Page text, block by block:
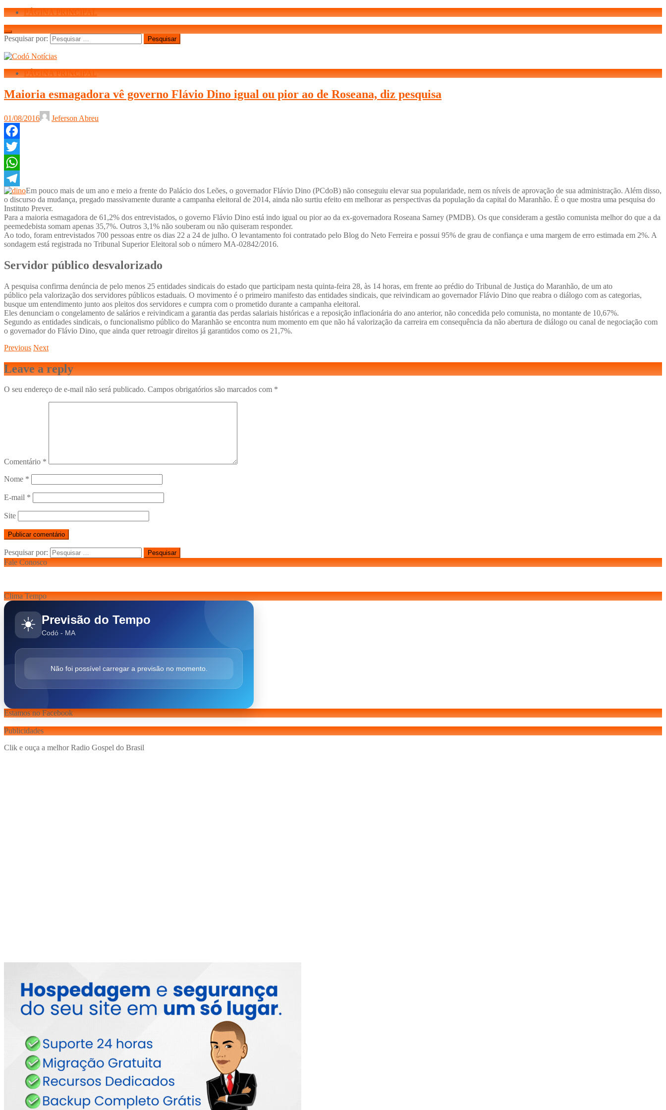
PÁGINA PRINCIPAL
Pesquisar por:
PÁGINA PRINCIPAL
Maioria esmagadora vê governo Flávio Dino igual ou pior ao de Roseana, diz pesquisa
01/08/2016 Jeferson Abreu
Facebook
Twitter
WhatsApp
TelegramEm pouco mais de um ano e meio a frente do Palácio dos Leões, o governador Flávio Dino (PCdoB) não conseguiu elevar sua popularidade, nem os níveis de aprovação de sua administração. Além disso,
o discurso da mudança, pregado massivamente durante a campanha eleitoral de 2014, ainda não surtiu efeito em melhorar as perspectivas da população da capital do Maranhão. É o que mostra uma pesquisa do
Instituto Prever.
Para a maioria esmagadora de 61,2% dos entrevistados, o governo Flávio Dino está indo igual ou pior ao da ex-governadora Roseana Sarney (PMDB). Os que consideram a gestão comunista melhor do que a da
peemedebista somam apenas 35,7%. Outros 3,1% não souberam ou não quiseram responder.
Ao todo, foram entrevistados 700 pessoas entre os dias 22 a 24 de julho. O levantamento foi contratado pelo Blog do Neto Ferreira e possui 95% de grau de confiança e uma margem de erro estimada em 2%. A
sondagem está registrada no Tribunal Superior Eleitoral sob o número MA-02842/2016.
Servidor público desvalorizado
A pesquisa confirma denúncia de pelo menos 25 entidades sindicais do estado que participam nesta quinta-feira 28, às 14 horas, em frente ao prédio do Tribunal de Justiça do Maranhão, de um ato
público pela valorização dos servidores públicos estaduais. O movimento é o primeiro manifesto das entidades sindicais, que reivindicam ao governador Flávio Dino que reabra o diálogo com as categorias,
busque um entendimento junto aos pleitos dos servidores e cumpra com o prometido durante a campanha eleitoral.
Eles denunciam o congelamento de salários e reivindicam a garantia das perdas salariais históricas e a reposição inflacionária do ano anterior, não concedida pelo comunista, no montante de 10,67%.
Segundo as entidades sindicais, o funcionalismo público do Maranhão se encontra num momento em que não há valorização da carreira em consequência da não abertura de diálogo ou canal de negociação com
o governador do Flávio Dino, que ainda quer retroagir direitos já garantidos como os 21,7%.
Previous Next
Leave a reply
O seu endereço de e-mail não será publicado. Campos obrigatórios são marcados com *
Comentário *
Nome *
E-mail *
Site
Pesquisar por:
Fale Conosco
Clima Tempo
☀️ Previsão do Tempo
Codó - MA
Não foi possível carregar a previsão no momento.
Estamos no Facebook
Publicidades
Clik e ouça a melhor Radio Gospel do Brasil